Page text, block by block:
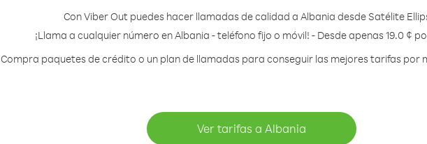
Con Viber Out puedes hacer llamadas de calidad a Albania desde Satélite
¡Llama a cualquier número en Albania - teléfono fijo o móvil! - Desde apenas 19.0 ¢
Compra paquetes de crédito o un plan de llamadas para conseguir las mejores tarifas por
Ver tarifas a Albania